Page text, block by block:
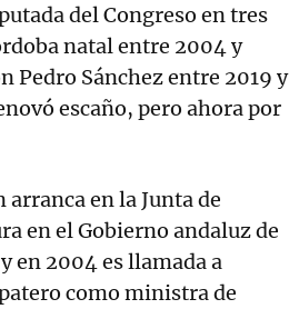
del Congreso en tres
natal entre 2004 y
Pedro Sánchez entre 2019 y
escaño, pero ahora por
en la Junta de
en el Gobierno andaluz de
en 2004 es llamada a
como ministra de